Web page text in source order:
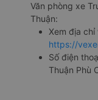
Văn phòng xe
Thuận:
Xem địa
https://
Số điện
Thuận Phù